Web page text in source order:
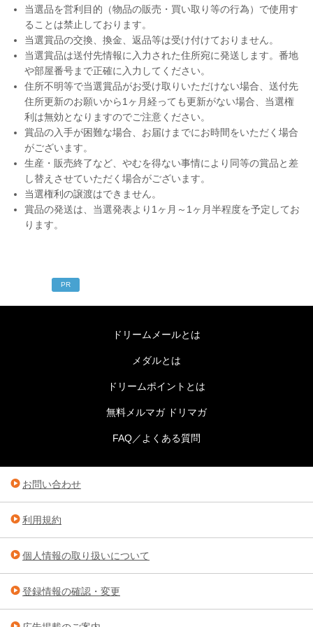
当選品を営利目的（物品の販売・買い取り等の行為）で使用す
ることは禁止しております。
当選賞品の交換、換金、返品等は受け付けておりません。
当選賞品は送付先情報に入力された住所宛に発送します。番地
や部屋番号まで正確に入力してください。
住所不明等で当選賞品がお受け取りいただけない場合、送付先
住所更新のお願いから1ヶ月経っても更新がない場合、当選権
利は無効となりますのでご注意ください。
賞品の入手が困難な場合、お届けまでにお時間をいただく場合
がございます。
生産・販売終了など、やむを得ない事情により同等の賞品と差
し替えさせていただく場合がございます。
当選権利の譲渡はできません。
賞品の発送は、当選発表より1ヶ月～1ヶ月半程度を予定してお
ります。
PR
ドリームメールとは
メダルとは
ドリームポイントとは
無料メルマガ ドリマガ
FAQ／よくある質問
お問い合わせ
利用規約
個人情報の取り扱いについて
登録情報の確認・変更